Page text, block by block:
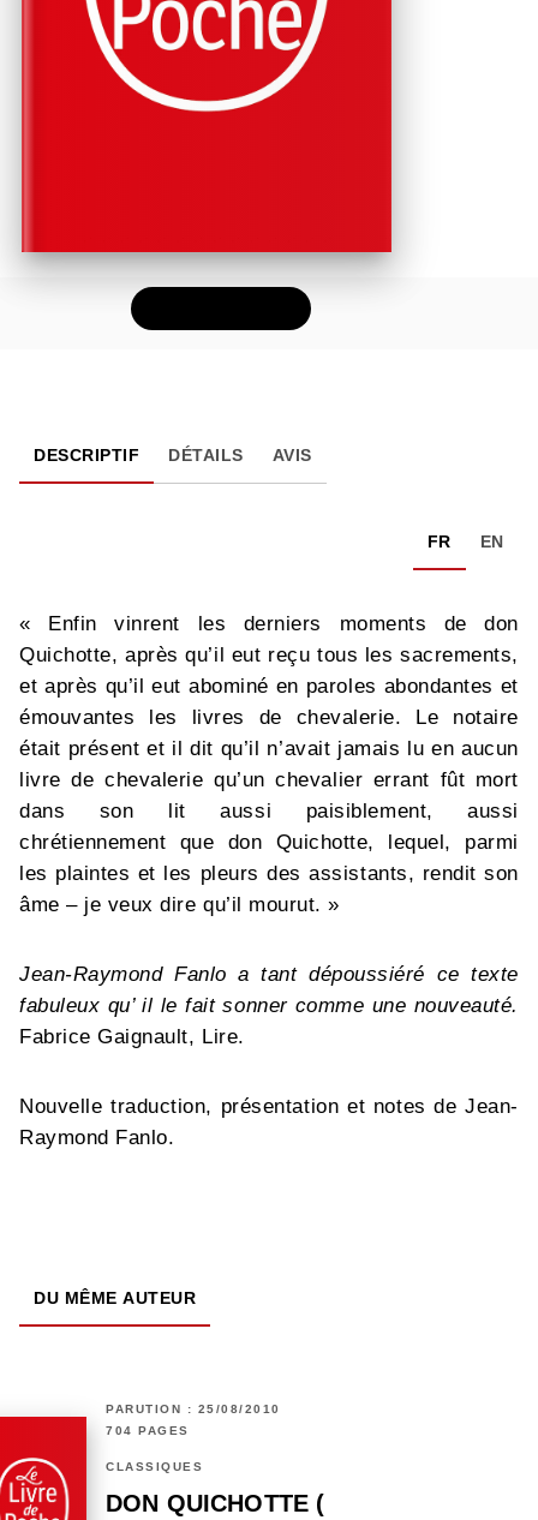
DESCRIPTIF DÉTAILS AVIS
FR EN
« Enfin vinrent les derniers moments de don
Quichotte, après qu’il eut reçu tous les sacrements,
et après qu’il eut abominé en paroles abondantes et
émouvantes les livres de chevalerie. Le notaire
était présent et il dit qu’il n’avait jamais lu en aucun
livre de chevalerie qu’un chevalier errant fût mort
dans son lit aussi paisiblement, aussi
chrétiennement que don Quichotte, lequel, parmi
les plaintes et les pleurs des assistants, rendit son
âme – je veux dire qu’il mourut. »
Jean-Raymond Fanlo a tant dépoussiéré ce texte
fabuleux qu’ il le fait sonner comme une nouveauté.
Fabrice Gaignault, Lire.
Nouvelle traduction, présentation et notes de Jean-
Raymond Fanlo.
DU MÊME AUTEUR
PARUTION : 25/08/2010
704 PAGES
CLASSIQUES
DON QUICHOTTE (